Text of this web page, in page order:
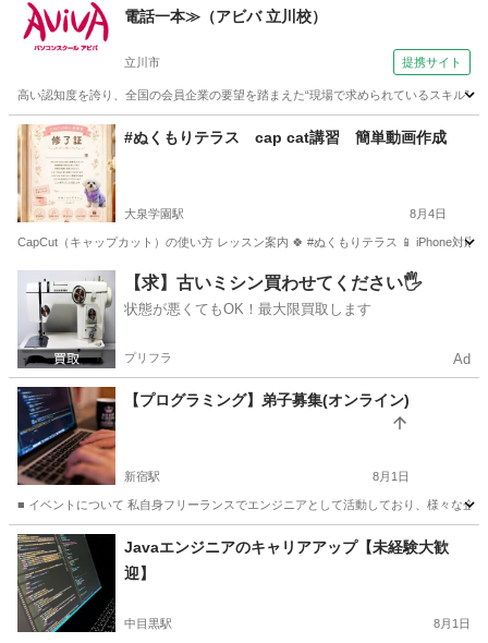
電話一本≫（アビバ 立川校）
立川市 提携サイト
高い認知度を誇り、全国の会員企業の要望を踏まえた“現場で求められているスキル”
東京 立川市 エクセル
#ぬくもりテラス cap cat講習 簡単動画作成
大泉学園駅 8月4日
CapCut（キャップカット）の使い方 レッスン案内 🍀 #ぬくもりテラス 📱 iPhone対
東京 練馬区 大泉学園駅 その他 レッスン
【求】古いミシン買わせてください🖐️
状態が悪くてもOK！最大限買取します
プリフラ Ad
【プログラミング】弟子募集(オンライン)
新宿駅 8月1日
■ イベントについて 私自身フリーランスでエンジニアとして活動しており、様々な企
東京 新宿区 プログラミング オンライン
Javaエンジニアのキャリアアップ【未経験大歓
迎】
中目黒駅 8月1日